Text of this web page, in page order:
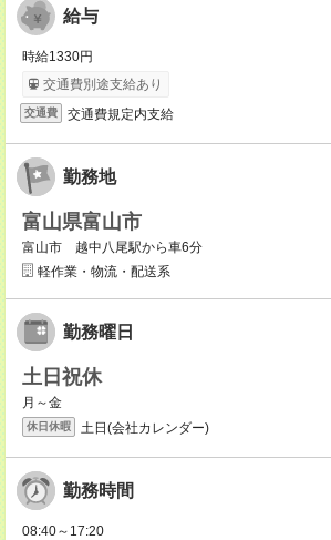
給与
時給1330円
交通費別途支給あり
交通費 交通費規定内支給
勤務地
富山県富山市
富山市 越中八尾駅から車6分
軽作業・物流・配送系
勤務曜日
土日祝休
月～金
休日休暇 土日(会社カレンダー)
勤務時間
08:40～17:20